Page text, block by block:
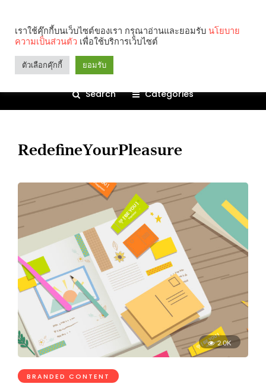
Search Categories
RedefineYourPleasure
2.0K
BRANDED CONTENT
เราใช้คุ๊กกี้บนเว็บไซต์ของเรา กรุณาอ่านและยอมรับ นโยบาย
ความเป็นส่วนตัว เพื่อใช้บริการเว็บไซต์
ตัวเลือกคุ๊กกี้ ยอมรับ